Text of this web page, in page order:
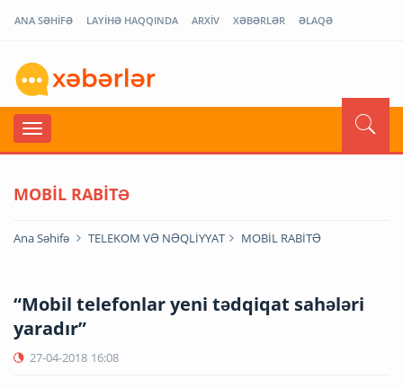
ANA SƏHİFƏ LAYİHƏ HAQQINDA ARXİV XƏBƏRLƏR ƏLAQƏ
MOBİL RABİTƏ
Ana Səhifə TELEKOM VƏ NƏQLİYYAT MOBİL RABİTƏ
“Mobil telefonlar yeni tədqiqat sahələri
yaradır”
27-04-2018 16:08